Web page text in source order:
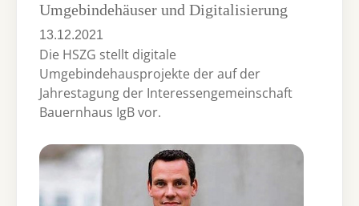
Umgebindehäuser und Digitalisierung
13.12.2021
Die HSZG stellt digitale
Umgebindehausprojekte der auf der
Jahrestagung der Interessengemeinschaft
Bauernhaus IgB vor.